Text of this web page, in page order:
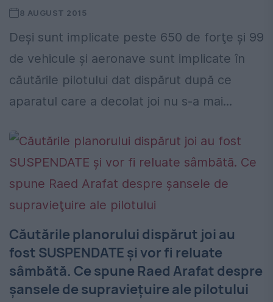
8 AUGUST 2015
Deşi sunt implicate peste 650 de forţe şi 99
de vehicule şi aeronave sunt implicate în
căutările pilotului dat dispărut după ce
aparatul care a decolat joi nu s-a mai...
Căutările planorului dispărut joi au
fost SUSPENDATE şi vor fi reluate
sâmbătă. Ce spune Raed Arafat despre
şansele de supravieţuire ale pilotului